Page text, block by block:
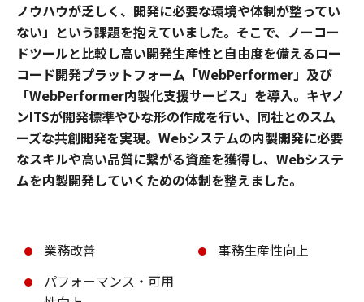
ノウハウが乏しく、開発に必要な環境や体制が整ってい
ない」という課題を抱えていました。そこで、ノーコー
ドツールと比較し高い開発生産性と自由度を備えるロー
コード開発プラットフォーム「WebPerformer」及び
「WebPerformer内製化支援サービス」を導入。キヤノ
ンITSが開発標準やひな形の作成を行い、同社とのスム
ーズな共創開発を実現。Webシステムの内製開発に必要
なスキルや高い品質に繋がる資産を獲得し、Webシステ
ムを内製開発していくための体制を整えました。
業務改善
事務生産性向上
パフォーマンス・可用